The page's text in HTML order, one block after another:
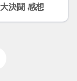
決闘 感想